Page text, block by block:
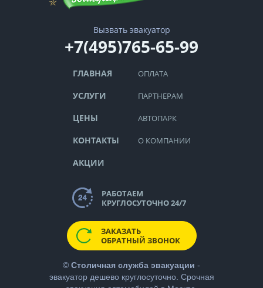
Вызвать эвакуатор
+7(495)765-65-99
ГЛАВНАЯ
УСЛУГИ
ЦЕНЫ
КОНТАКТЫ
АКЦИИ
ОПЛАТА
ПАРТНЕРАМ
АВТОПАРК
О КОМПАНИИ
РАБОТАЕМ
КРУГЛОСУТОЧНО 24/7
ЗАКАЗАТЬ
ОБРАТНЫЙ ЗВОНОК
© Столичная служба эвакуации -
эвакуатор дешевокруглосуточно. Срочная